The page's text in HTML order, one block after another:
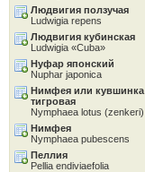
Людвигия ползучая
Ludwigia repens
Людвигия кубинская
Ludwigia «Cuba»
Нуфар японский
Nuphar japonica
Нимфея или кувшинка
тигровая
Nymphaea lotus (zenkeri)
Нимфея
Nymphaea pubescens
Пеллия
Pellia endiviaefolia